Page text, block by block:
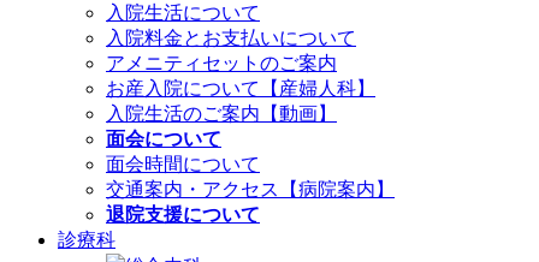
入院生活について
入院料金とお支払いについて
アメニティセットのご案内
お産入院について【産婦人科】
入院生活のご案内【動画】
面会について
面会時間について
交通案内・アクセス【病院案内】
退院支援について
診療科